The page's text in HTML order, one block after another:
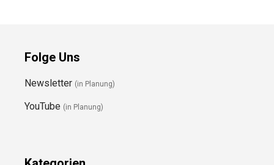
Folge Uns
Newsletter (in Planung)
YouTube (in Planung)